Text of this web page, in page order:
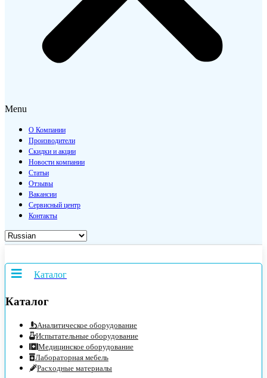
Menu
О Компании
Производители
Скидки и акции
Новости компании
Статьи
Отзывы
Вакансии
Сервисный центр
Контакты
Каталог
Каталог
Аналитическое оборудование
Испытательные оборудование
Медицинское оборудование
Лабораторная мебель
Расходные материалы